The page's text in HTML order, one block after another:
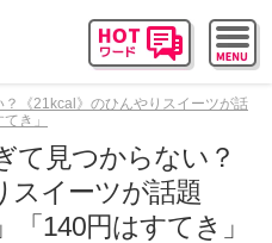
？《21kcal》のひんやりスイーツが話
き」
て見つからない？
スイーツが話題
140円はすてき」